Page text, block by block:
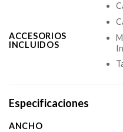
ACCESORIOS
INCLUIDOS
Especificaciones
ANCHO